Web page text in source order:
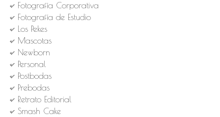
Fotografía Corporativa
Fotografía de Estudio
Los Pekes
Mascotas
Newborn
Personal
Postbodas
Prebodas
Retrato Editorial
Smash Cake